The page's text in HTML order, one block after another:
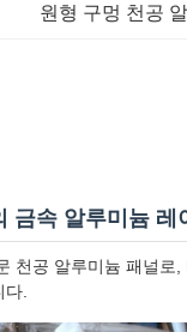
원형 구멍 천공
금속 알루미늄 레
천공 알루미늄 패널로,
.